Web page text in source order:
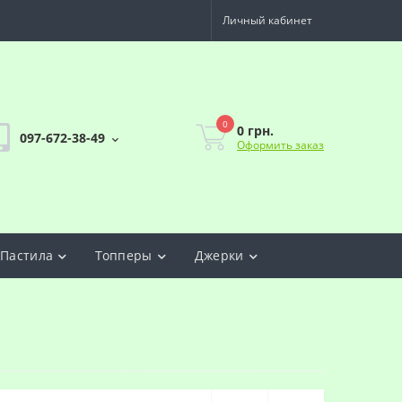
Личный кабинет
097-672-38-49
0 0 грн.
Оформить заказ
Пастила Топперы Джерки